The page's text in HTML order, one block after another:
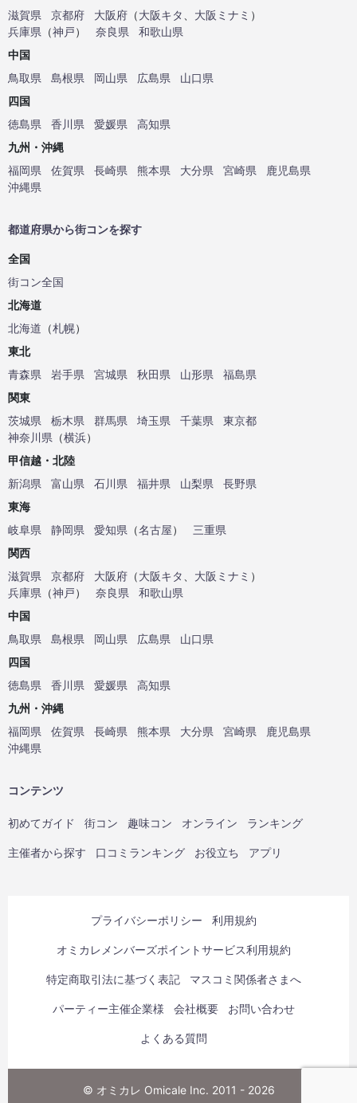
滋賀県
京都府 大阪府 （大阪キタ 大阪ミナミ ）
兵庫県 （神戸） 奈良県
和歌山県
中国
鳥取県
島根県 岡山県 広島県
山口県
四国
徳島県
香川県 愛媛県
高知県
九州・沖縄
福岡県
佐賀県 長崎県 熊本県 大分県 宮崎県
鹿児島県
沖縄県
都道府県から街コンを探す
全国
街コン全国
北海道
北海道 （札幌）
東北
青森県
岩手県 宮城県 秋田県 山形県
福島県
関東
茨城県
栃木県 群馬県 埼玉県 千葉県
東京都
神奈川県 （横浜）
甲信越・北陸
新潟県
富山県 石川県 福井県 山梨県
長野県
東海
岐阜県
静岡県 愛知県 （名古屋）
三重県
関西
滋賀県
京都府 大阪府 （大阪キタ 大阪ミナミ ）
兵庫県 （神戸） 奈良県
和歌山県
中国
鳥取県
島根県 岡山県 広島県
山口県
四国
徳島県
香川県 愛媛県
高知県
九州・沖縄
福岡県
佐賀県 長崎県 熊本県 大分県 宮崎県
鹿児島県
沖縄県
コンテンツ
初めてガイド 街コン 趣味コン オンライン ランキング
主催者から探す 口コミランキング お役立ち アプリ
プライバシーポリシー 利用規約
オミカレメンバーズポイントサービス利用規約
特定商取引法に基づく表記 マスコミ関係者さまへ
パーティー主催企業様 会社概要 お問い合わせ
よくある質問
© オミカレ Omicale Inc. 2011 - 2026